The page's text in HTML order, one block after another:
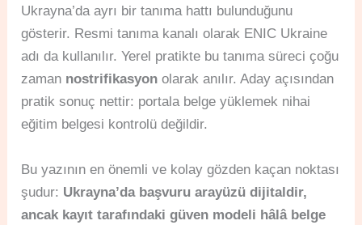
Ukrayna’da ayrı bir tanıma hattı bulunduğunu
gösterir. Resmi tanıma kanalı olarak ENIC Ukraine
adı da kullanılır. Yerel pratikte bu tanıma süreci çoğu
zaman nostrifikasyon olarak anılır. Aday açısından
pratik sonuç nettir: portala belge yüklemek nihai
eğitim belgesi kontrolü değildir.
Bu yazının en önemli ve kolay gözden kaçan noktası
şudur: Ukrayna’da başvuru arayüzü dijitaldir,
ancak kayıt tarafındaki güven modeli hâlâ belge